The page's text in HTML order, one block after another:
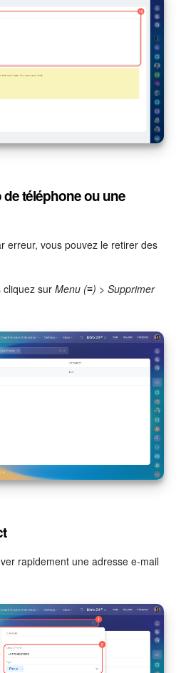
téléphone ou une
erreur, vous pouvez le retirer des
cliquez sur Menu (≡) > Supprimer
rapidement une adresse e-mail